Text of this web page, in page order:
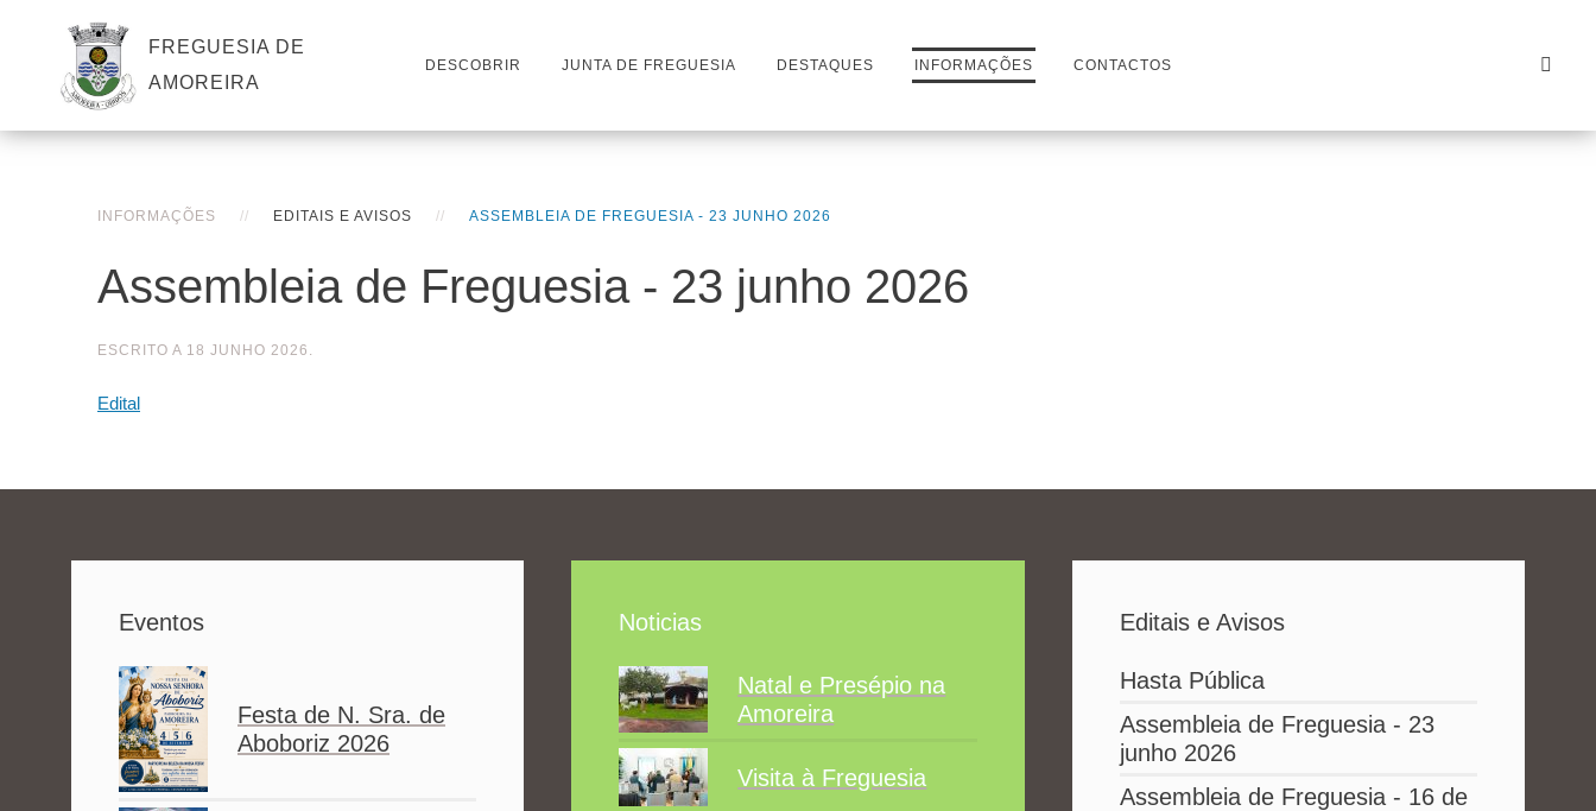
FREGUESIA DE
AMOREIRA
DESCOBRIR JUNTA DE FREGUESIA DESTAQUES INFORMAÇÕES CONTACTOS
INFORMAÇÕES EDITAIS E AVISOS ASSEMBLEIA DE FREGUESIA - 23 JUNHO 2026
Assembleia de Freguesia - 23 junho 2026
ESCRITO A 18 JUNHO 2026 .
Edital
Eventos
Festa de N. Sra. de
Aboboriz 2026
Noticias
Natal e Presépio na
Amoreira
Visita à Freguesia
Editais e Avisos
Hasta Pública
Assembleia de Freguesia - 23
junho 2026
Assembleia de Freguesia - 16 de